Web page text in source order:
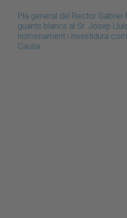
Pla general del Rector Gabriel
guants blancs al Sr. Josep
nomenament i investidura
Causa